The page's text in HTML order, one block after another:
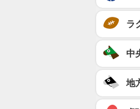
ラ
中
地